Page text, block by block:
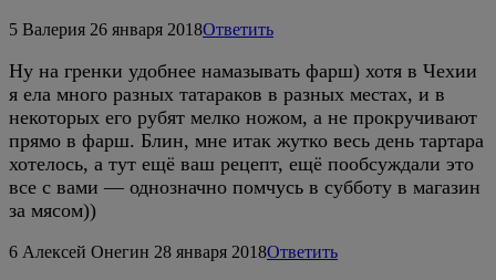
5 Валерия 26 января 2018Ответить
Ну на гренки удобнее намазывать фарш) хотя в Чехии
я ела много разных татараков в разных местах, и в
некоторых его рубят мелко ножом, а не прокручивают
прямо в фарш. Блин, мне итак жутко весь день тартара
хотелось, а тут ещё ваш рецепт, ещё пообсуждали это
все с вами — однозначно помчусь в субботу в магазин
за мясом))
6 Алексей Онегин 28 января 2018Ответить